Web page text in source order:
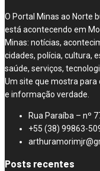
O Portal Minas ao Norte
está acontecendo em
Minas: notícias,
cidades, polícia, cultura,
saúde, serviços,
Um site que mostra para
e informação verdade.
Rua Paraíba – nº
+55 (38) 99863-
Posts recentes